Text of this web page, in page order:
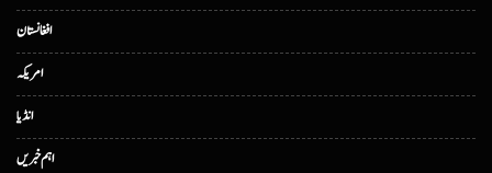
افغانستان
امریکہ
انڈیا
اہم خبریں